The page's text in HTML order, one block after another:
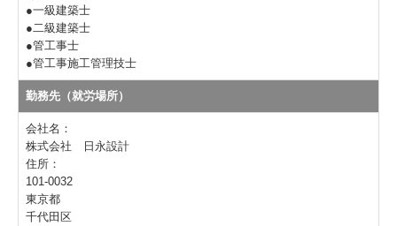
●一級建築士
●二級建築士
●管工事士
●管工事施工管理技士
勤務先（就労場所）
会社名：
株式会社 日永設計
住所：
101-0032
東京都
千代田区